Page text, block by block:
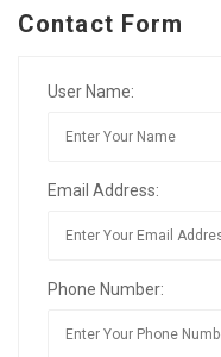
Contact Form
User Name:
Email Address:
Phone Number: